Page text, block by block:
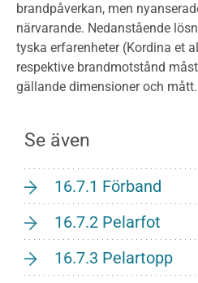
brandpåverkan, men
närvarande. Nedanstående
tyska erfarenheter (Kordina et
respektive brandmotstånd
gällande dimensioner och mått.
Se även
16.7.1 Förband
16.7.2 Pelarfot
16.7.3 Pelartopp